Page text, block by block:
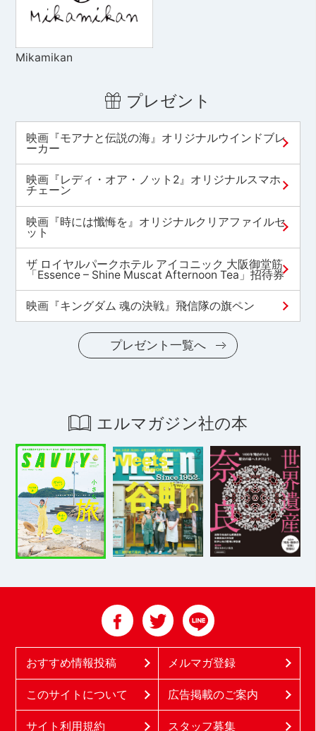
Mikamikan
プレゼント
映画『モアナと伝説の海』オリジナルウインドブレ
ーカー
映画『レディ・オア・ノット2』オリジナルスマホ
チェーン
映画『時には懺悔を』オリジナルクリアファイルセ
ット
ザ ロイヤルパークホテル アイコニック 大阪御堂筋
「Essence – Shine Muscat Afternoon Tea」招待券
映画『キングダム 魂の決戦』飛信隊の旗ペン
プレゼント一覧へ
エルマガジン社の本
おすすめ情報投稿 メルマガ登録
このサイトについて 広告掲載のご案内
サイト利用規約 スタッフ募集